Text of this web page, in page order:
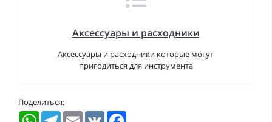
Аксессуары и расходники
Аксессуары и расходники которые могут
пригодиться для инструмента
Поделиться:
WhatsAppTelegramEmail VK